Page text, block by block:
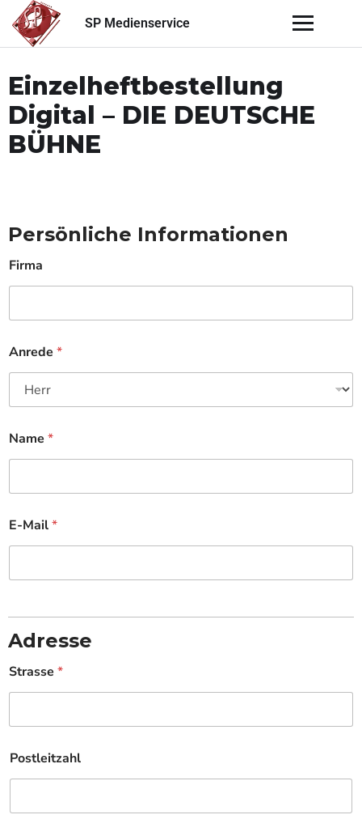
SP Medienservice
Einzelheftbestellung
Digital – DIE DEUTSCHE
BÜHNE
Persönliche Informationen
Firma
Anrede *
Name *
E-Mail*
Adresse
Strasse *
Postleitzahl